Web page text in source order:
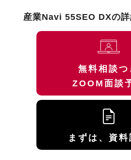
産業Navi 55SEO DXの詳
無料相談つ
ZOOM面談
まずは、資料